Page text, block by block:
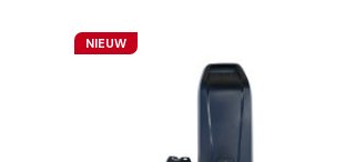
NIEUW